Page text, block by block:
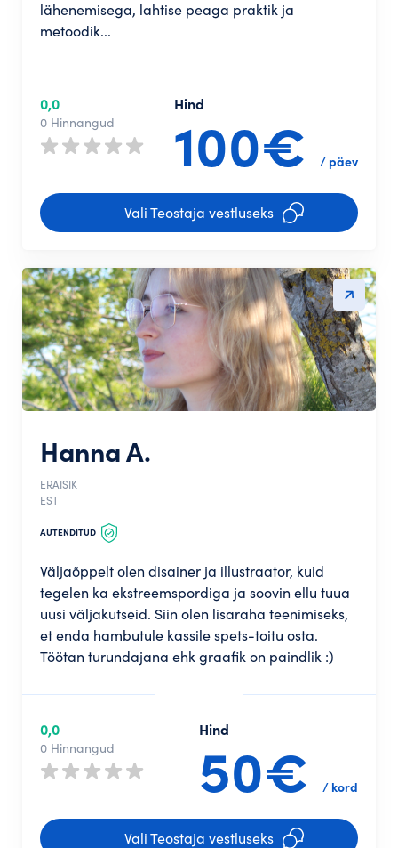
lähenemisega, lahtise peaga praktik ja
metoodik...
Vali Teostaja vestluseks
Hind
100€ / päev
0,0
0 Hinnangud
Hanna A.
ERAISIK
EST
AUTENDITUD
Väljaõppelt olen disainer ja illustraator, kuid
tegelen ka ekstreemspordiga ja soovin ellu tuua
uusi väljakutseid. Siin olen lisaraha teenimiseks,
et enda hambutule kassile spets-toitu osta.
Töötan turundajana ehk graafik on paindlik :)
Vali Teostaja vestluseks
Hind
50€ / kord
0,0
0 Hinnangud